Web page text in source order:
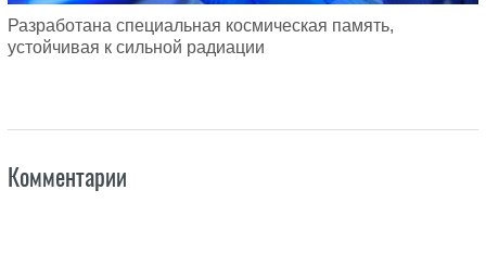
Разработана специальная космическая память,
устойчивая к сильной радиации
Комментарии